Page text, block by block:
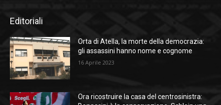
Editoriali
Orta di Atella, la morte della democrazia:
gli assassini hanno nome e cognome
16 Aprile 2023
Ora ricostruire la casa del centrosinistra: